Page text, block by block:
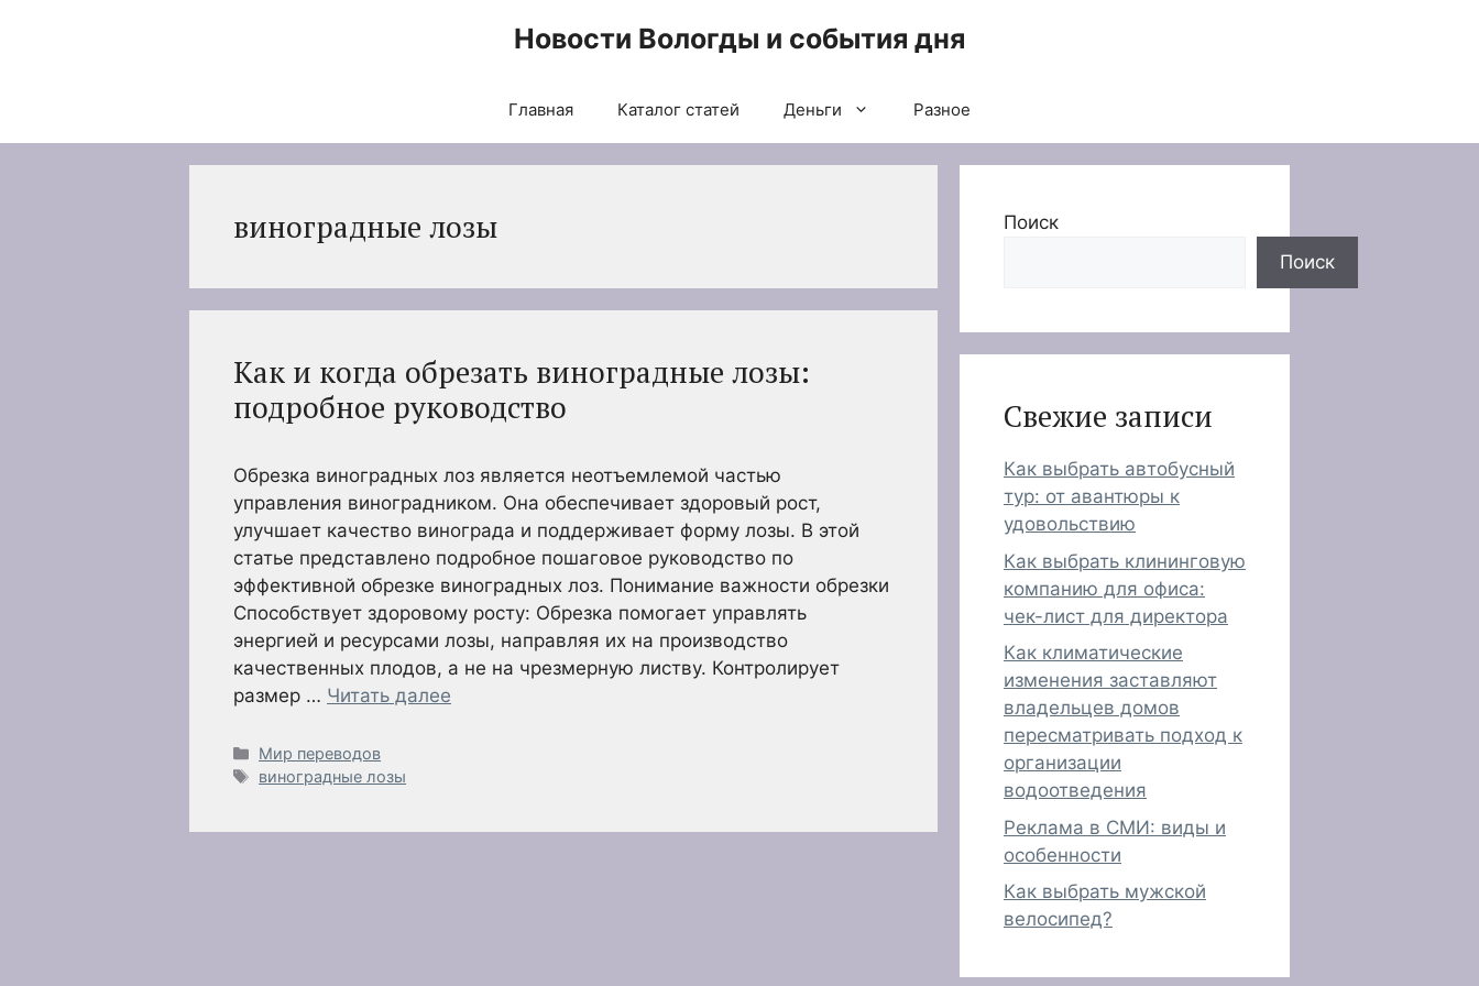
Новости Вологды и события дня
Главная Каталог статей Деньги Разное
виноградные лозы
Как и когда обрезать виноградные лозы:
подробное руководство
Обрезка виноградных лоз является неотъемлемой частью
управления виноградником. Она обеспечивает здоровый рост,
улучшает качество винограда и поддерживает форму лозы. В этой
статье представлено подробное пошаговое руководство по
эффективной обрезке виноградных лоз. Понимание важности обрезки
Способствует здоровому росту: Обрезка помогает управлять
энергией и ресурсами лозы, направляя их на производство
качественных плодов, а не на чрезмерную листву. Контролирует
размер … Читать далее
Рубрики
Мир переводов
Метки
виноградные лозы
Поиск
Поиск
Свежие записи
Как выбрать автобусный
тур: от авантюры к
удовольствию
Как выбрать клининговую
компанию для офиса:
чек-лист для директора
Как климатические
изменения заставляют
владельцев домов
пересматривать подход к
организации
водоотведения
Реклама в СМИ: виды и
особенности
Как выбрать мужской
велосипед?